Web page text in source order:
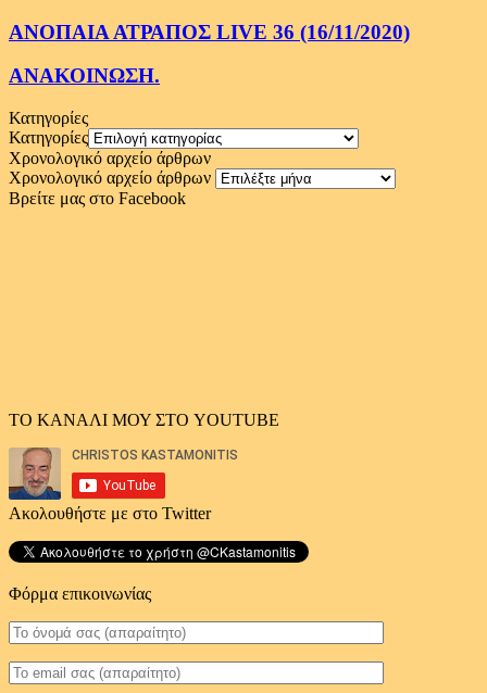
ΑΝΟΠΑΙΑ ΑΤΡΑΠΟΣ LIVE 36 (16/11/2020)
ΑΝΑΚΟΙΝΩΣΗ.
Κατηγορίες
Κατηγορίες
Χρονολογικό αρχείο άρθρων
Χρονολογικό αρχείο άρθρων
Βρείτε μας στο Facebook
ΤΟ ΚΑΝΑΛΙ ΜΟΥ ΣΤΟ YOUTUBE
Ακολουθήστε με στο Twitter
Φόρμα επικοινωνίας